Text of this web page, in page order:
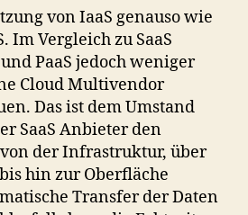
von IaaS genauso wie
Im Vergleich zu SaaS
PaaS jedoch weniger
Cloud Multivendor
Das ist dem Umstand
SaaS Anbieter den
der Infrastruktur, über
hin zur Oberfläche
Transfer der Daten